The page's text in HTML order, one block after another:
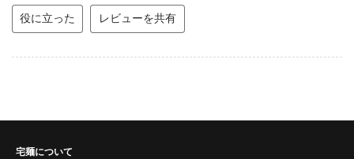
役に立った レビューを共有
宅麺について